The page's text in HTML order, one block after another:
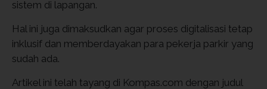
sistem di lapangan.
Hal ini juga dimaksudkan agar proses digitalisasi tetap
inklusif dan memberdayakan para pekerja parkir yang
sudah ada.
Artikel ini telah tayang di Kompas.com dengan judul